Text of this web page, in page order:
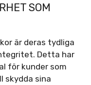
SOM
är deras tydliga
Detta har
för kunder som
skydda sina